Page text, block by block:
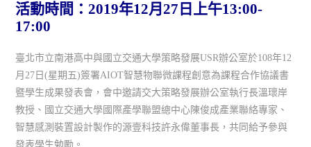
活動時間：2019年12月27日上午13:00-
17:00
臺北市立南港高中與國立交通大學策略發展USR辦公室於108年12
月27日(星期五)簽署AIOT智慧物聯微課程創意為課程合作協議書
暨學生成果發表會，會中邀請交大策略發展辦公室執行長溫瓌岸
教授、國立交通大學國際產學聯盟總中心陳俊成產業聯絡專家、
智慧感測裝置設計製作的源壹科技許永偉董事長，共同給予參與
發表學生勉勵。